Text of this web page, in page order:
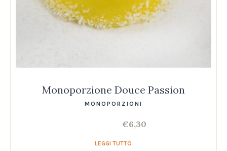
Monoporzione Douce Passion
MONOPORZIONI
€6,30
LEGGI TUTTO